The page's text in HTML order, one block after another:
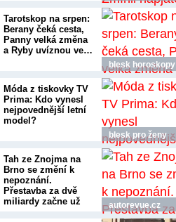
Tarotskop na srpen:
Berany čeká cesta,
Panny velká změna
a Ryby uvíznou ve…
blesk horoskopy
Móda z tiskovky TV
Prima: Kdo vynesl
nejpovednější letní
model?
blesk pro ženy
Tah ze Znojma na
Brno se změní k
nepoznání.
Přestavba za dvě
miliardy začne už
autorevue.cz